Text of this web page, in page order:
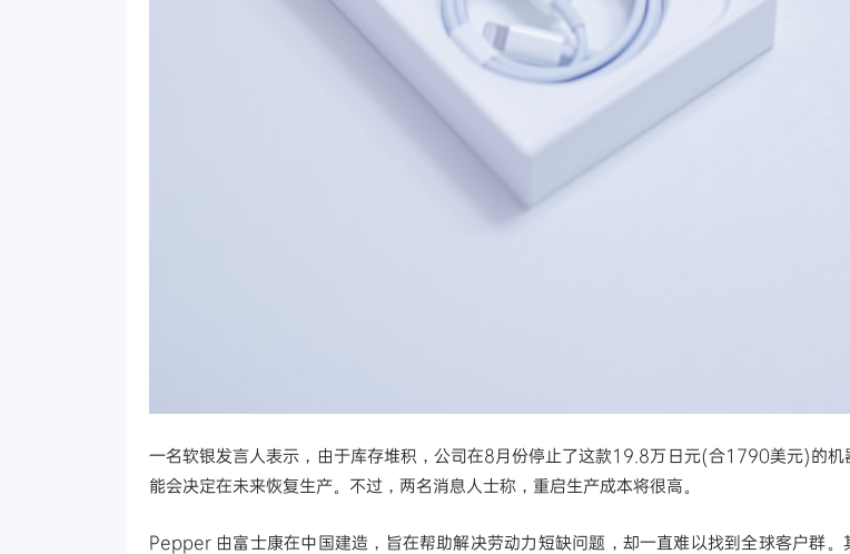
一名软银发言人表示，由于库存堆积，公司在8月份停止了这款19.8万日元(合1790美元)的机
能会决定在未来恢复生产。不过，两名消息人士称，重启生产成本将很高。
Pepper 由富士康在中国建造，旨在帮助解决劳动力短缺问题，却一直难以找到全球客户群。